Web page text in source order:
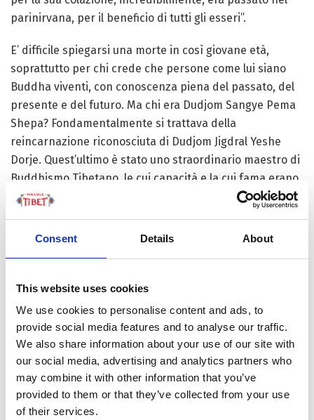
Consent Details About
This website uses cookies
We use cookies to personalise content and ads, to
provide social media features and to analyse our traffic.
We also share information about your use of our site with
our social media, advertising and analytics partners who
may combine it with other information that you’ve
provided to them or that they’ve collected from your use
of their services.
parinirvana, per il beneficio di tutti gli esseri”.
E’ difficile spiegarsi una morte in così giovane età,
soprattutto per chi crede che persone come lui siano
Buddha viventi, con conoscenza piena del passato, del
presente e del futuro. Ma chi era Dudjom Sangye Pema
Shepa? Fondamentalmente si trattava della
reincarnazione riconosciuta di Dudjom Jigdral Yeshe
Dorje. Quest’ultimo è stato uno straordinario maestro di
Buddhismo Tibetano, le cui capacità e la cui fama erano
tali da essere stato eletto quale capo della scuola
trasmissione chiamato “Dudjom Tersar”, che contiene
perché due ragazzi sono stati riconosciuti come sue
reincarnazioni, e ciò ha portato a delle divisioni
all’interno della famiglia del precedente Dudjom e dei
seguaci del Dudjom Tersar. Questa divisione per certi
versi è simile a quella che ha riguardato il Karmapa nel
lignaggio Karma Kagyu, ma è stata molto meno incisiva